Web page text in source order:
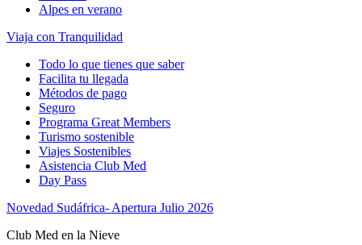
Alpes en verano
Viaja con Tranquilidad
Todo lo que tienes que saber
Facilita tu llegada
Métodos de pago
Seguro
Programa Great Members
Turismo sostenible
Viajes Sostenibles
Asistencia Club Med
Day Pass
Novedad Sudáfrica- Apertura Julio 2026
Club Med en la Nieve